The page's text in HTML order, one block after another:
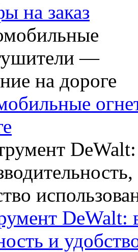
на заказ
DeWalt:
и